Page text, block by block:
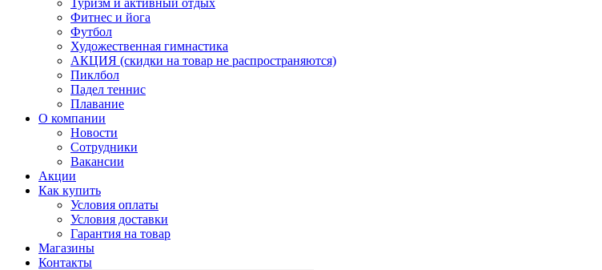
Туризм и активный отдых
Фитнес и йога
Футбол
Художественная гимнастика
АКЦИЯ (скидки на товар не распространяются)
Пиклбол
Падел теннис
Плавание
О компании
Новости
Сотрудники
Вакансии
Акции
Как купить
Условия оплаты
Условия доставки
Гарантия на товар
Магазины
Контакты